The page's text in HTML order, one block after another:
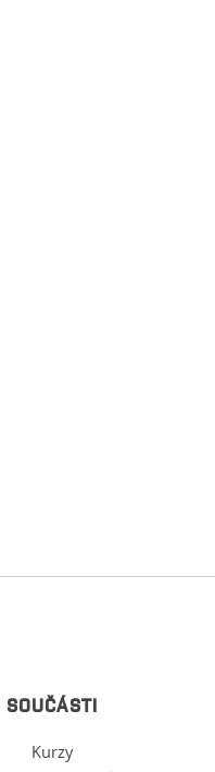
SOUČÁSTI
Kurzy